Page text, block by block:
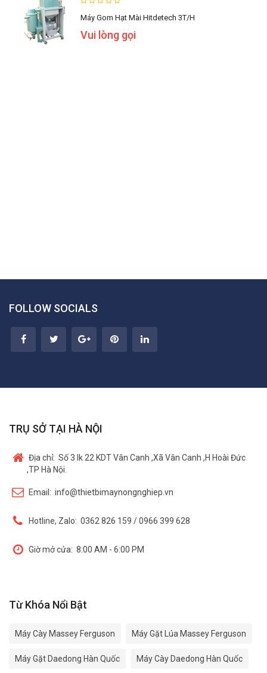
Máy Gom Hạt Mài Hitdetech 3T/h
Vui lòng gọi
FOLLOW SOCIALS
TRỤ SỞ TẠI HÀ NỘI
Địa chỉ: Số 3 lk 22 KDT Vân Canh ,Xã Vân Canh ,H Hoài Đức
,TP Hà Nội.
Email: info@thietbimaynongnghiep.vn
Hotline, Zalo: 0362 826 159 / 0966 399 628
Giờ mở cửa: 8:00 AM - 6:00 PM
Từ Khóa Nổi Bật
Máy Cày Massey Ferguson Máy Gặt Lúa Massey Ferguson
Máy Gặt Daedong Hàn Quốc Máy Cày Daedong Hàn Quốc